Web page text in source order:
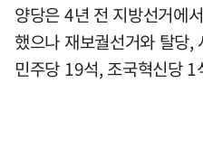
양당은 4년 전 지방선거에
했으나 재보궐선거와 탈당
민주당 19석, 조국혁신당 1